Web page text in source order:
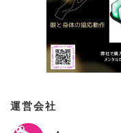
運営会社